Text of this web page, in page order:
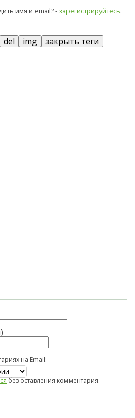
имя и email? - зарегистрируйтесь.
на Email:
без оставления комментария.